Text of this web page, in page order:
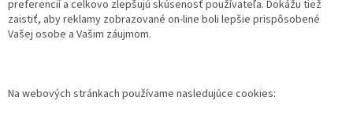
preferencií a celkovo zlepšujú skúsenosť používateľa. Dokážu tiež
zaistiť, aby reklamy zobrazované on-line boli lepšie prispôsobené
Vašej osobe a Vašim záujmom.
Na webových stránkach používame nasledujúce cookies: